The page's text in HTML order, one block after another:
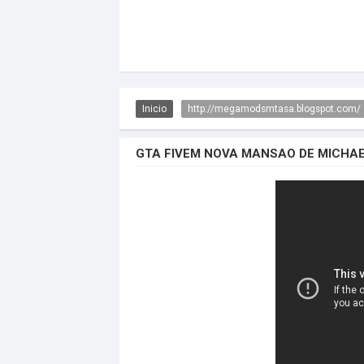
Inicio http://megamodsmtasa.blogspot.com/